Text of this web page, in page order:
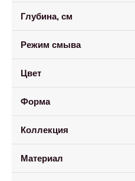
Глубина, см
Режим смыва
Цвет
Форма
Коллекция
Материал